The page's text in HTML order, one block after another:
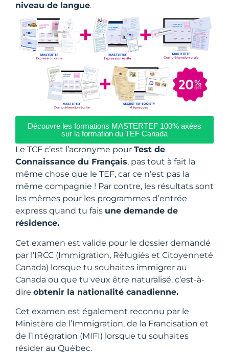
niveau de langue.
Découvre les formations MASTERTEF 100% axées
sur la formation du TEF Canada
Le TCF c’est l’acronyme pour Test de
Connaissance du Français, pas tout à fait la
même chose que le TEF, car ce n’est pas la
même compagnie ! Par contre, les résultats sont
les mêmes pour les programmes d’entrée
express quand tu fais une demande de
résidence.
Cet examen est valide pour le dossier demandé
par l’IRCC (Immigration, Réfugiés et Citoyenneté
Canada) lorsque tu souhaites immigrer au
Canada ou que tu veux être naturalisé, c’est-à-
dire obtenir la nationalité canadienne.
Cet examen est également reconnu par le
Ministère de l’Immigration, de la Francisation et
de l’Intégration (MIFI) lorsque tu souhaites
résider au Québec.